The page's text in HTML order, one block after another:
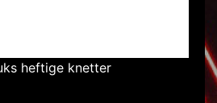
heftige knetter